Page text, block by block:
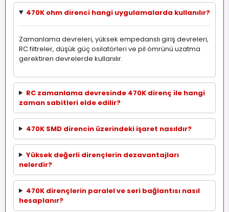
470K ohm direnci hangi uygulamalarda kullanılır?
Zamanlama devreleri, yüksek empedanslı giriş devreleri,
RC filtreler, düşük güç osilatörleri ve pil ömrünü uzatma
gerektiren devrelerde kullanılır.
RC zamanlama devresinde 470K direnç ile hangi
zaman sabitleri elde edilir?
470K SMD direncin üzerindeki işaret nasıldır?
Yüksek değerli dirençlerin dezavantajları
nelerdir?
470K dirençlerin paralel ve seri bağlantısı nasıl
hesaplanır?